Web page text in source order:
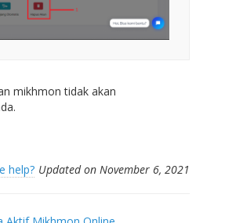
mikhmon tidak akan
help? Updated on November 6, 2021